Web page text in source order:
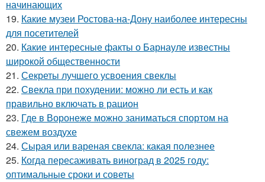
начинающих
19. Какие музеи Ростова-на-Дону наиболее интересны
для посетителей
20. Какие интересные факты о Барнауле известны
широкой общественности
21. Секреты лучшего усвоения свеклы
22. Свекла при похудении: можно ли есть и как
правильно включать в рацион
23. Где в Воронеже можно заниматься спортом на
свежем воздухе
24. Сырая или вареная свекла: какая полезнее
25. Когда пересаживать виноград в 2025 году:
оптимальные сроки и советы